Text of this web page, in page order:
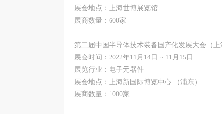
展会地点：上海世博展览馆
展商数量：600家
第二届中国半导体技术装备国产化发展大会（
展会时间：2022年11月14日 ~ 11月15日
展览行业：电子元器件
展会地点：上海新国际博览中心 （浦东）
展商数量：1000家